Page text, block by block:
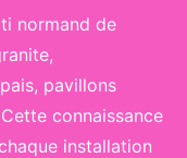
normand de
pavillons
connaissance
installation